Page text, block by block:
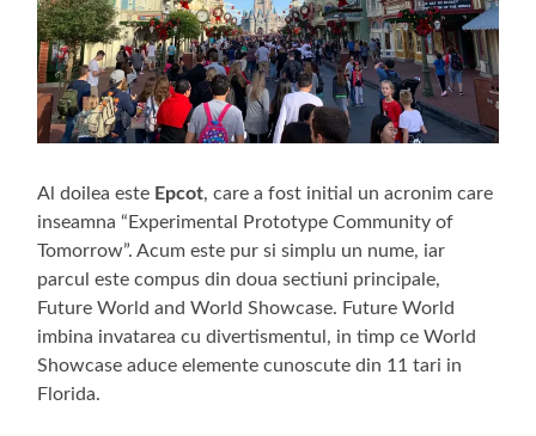
Al doilea este Epcot, care a fost initial un acronim care
inseamna “Experimental Prototype Community of
Tomorrow”. Acum este pur si simplu un nume, iar
parcul este compus din doua sectiuni principale,
Future World and World Showcase. Future World
imbina invatarea cu divertismentul, in timp ce World
Showcase aduce elemente cunoscute din 11 tari in
Florida.